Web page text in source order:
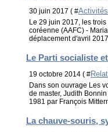
30 juin 2017 ( #
Le 29 juin 2017, les
coréenne (AAFC) -
déplacement d'avril
Le Parti socialiste
19 octobre 2014 ( #
Dans son ouvrage Les
de master, Judith
1981 par François
La chauve-souris,